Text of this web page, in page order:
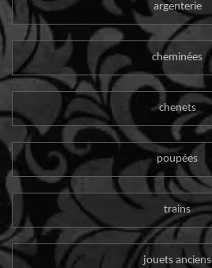
argenterie
cheminées
chenets
poupées
trains
jouets anciens